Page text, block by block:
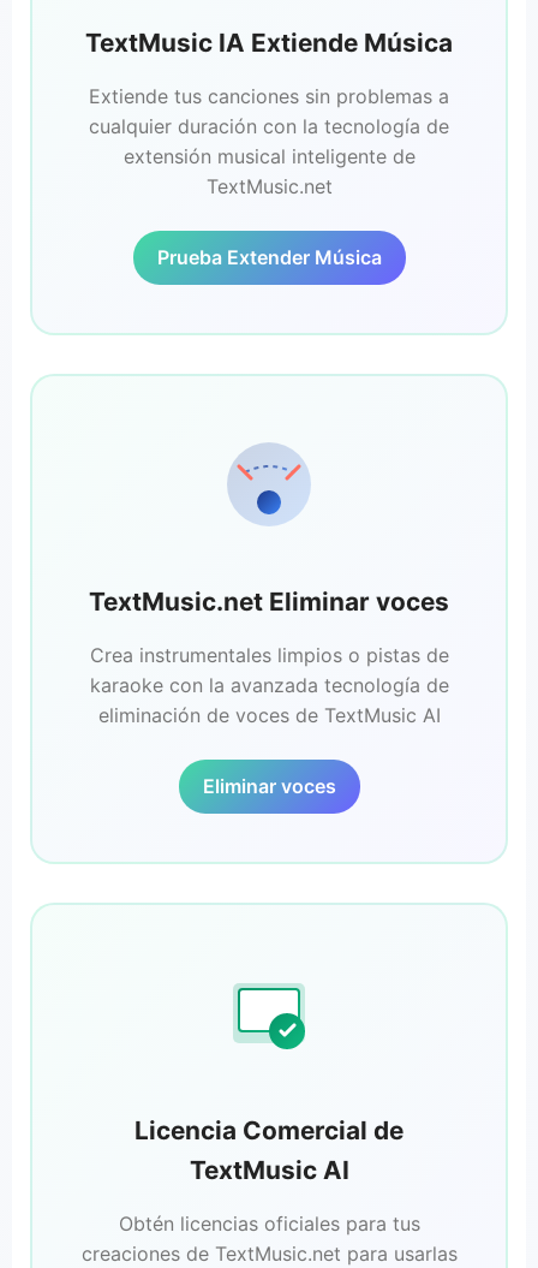
TextMusic IA Extiende Música
Extiende tus canciones sin problemas a
cualquier duración con la tecnología de
extensión musical inteligente de
TextMusic.net
Prueba Extender Música
TextMusic.net Eliminar voces
Crea instrumentales limpios o pistas de
karaoke con la avanzada tecnología de
eliminación de voces de TextMusic AI
Eliminar voces
Licencia Comercial de
TextMusic AI
Obtén licencias oficiales para tus
creaciones de TextMusic.net para usarlas